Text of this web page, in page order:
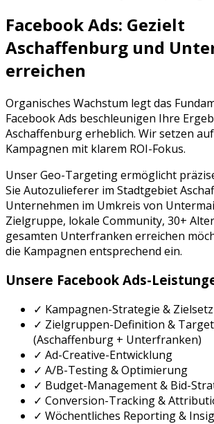
Facebook Ads: Gezielt
Aschaffenburg und
erreichen
Organisches Wachstum legt das
Facebook Ads beschleunigen Ihre
Aschaffenburgerheblich. Wir setzen
Kampagnen mit klarem ROI-Fokus.
Unser Geo-Targeting ermöglicht
Sie Autozulieferer im Stadtgebiet
Unternehmen im Umkreis von
Zielgruppe, lokale Community, 30+
gesamten Unterfranken erreichen
die Kampagnen entsprechend ein.
Unsere Facebook Ads-
✓ Kampagnen-Strategie &
✓ Zielgruppen-Definition &
(Aschaffenburg + Unterfranken)
✓ Ad-Creative-Entwicklung
✓ A/B-Testing & Optimierung
✓ Budget-Management & Bid-
✓ Conversion-Tracking &
✓ Wöchentliches Reporting &